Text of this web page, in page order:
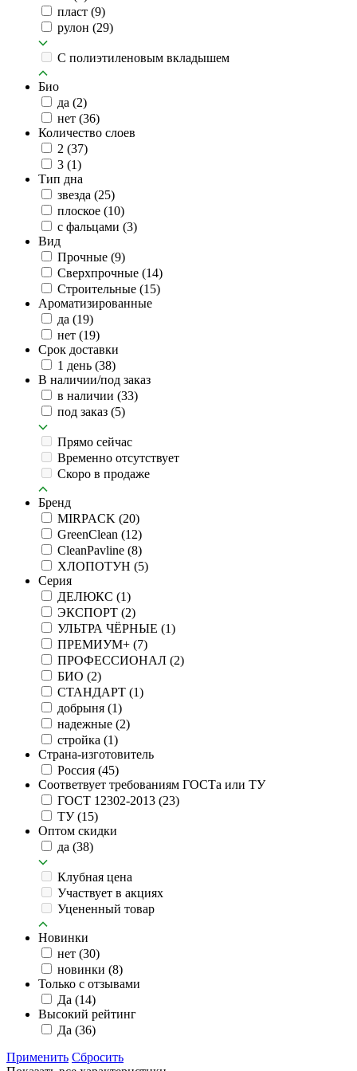
пласт (9)
рулон (29)
C полиэтиленовым вкладышем
Био
да (2)
нет (36)
Количество слоев
2 (37)
3 (1)
Тип дна
звезда (25)
плоское (10)
с фальцами (3)
Вид
Прочные (9)
Сверхпрочные (14)
Строительные (15)
Ароматизированные
да (19)
нет (19)
Срок доставки
1 день (38)
В наличии/под заказ
в наличии (33)
под заказ (5)
Прямо сейчас
Временно отсутствует
Скоро в продаже
Бренд
MIRPACK (20)
GreenClean (12)
CleanPavline (8)
ХЛОПОТУН (5)
Серия
ДЕЛЮКС (1)
ЭКСПОРТ (2)
УЛЬТРА ЧЁРНЫЕ (1)
ПРЕМИУМ+ (7)
ПРОФЕССИОНАЛ (2)
БИО (2)
СТАНДАРТ (1)
добрыня (1)
надежные (2)
стройка (1)
Страна-изготовитель
Россия (45)
Соответвует требованиям ГОСТа или ТУ
ГОСТ 12302-2013 (23)
ТУ(15)
Оптом скидки
да (38)
Клубная цена
Участвует в акциях
Уцененный товар
Новинки
нет (30)
новинки (8)
Только с отзывами
Да (14)
Высокий рейтинг
Да (36)
Применить Сбросить